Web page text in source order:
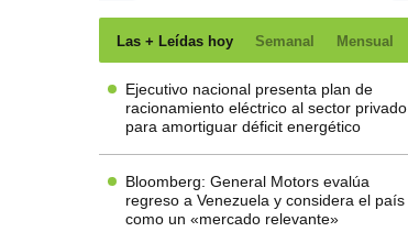
Las + Leídas hoy Semanal Mensual
Ejecutivo nacional presenta plan de
racionamiento eléctrico al sector privado
para amortiguar déficit energético
Bloomberg: General Motors evalúa
regreso a Venezuela y considera el país
como un «mercado relevante»